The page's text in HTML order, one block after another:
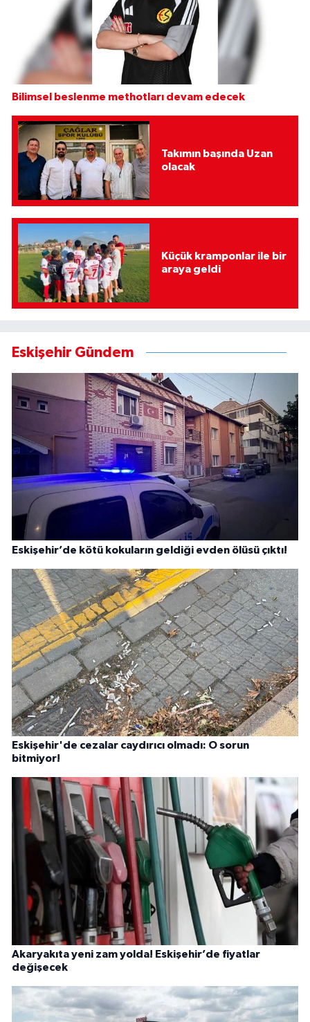
Bilimsel beslenme methotları devam edecek
Takımın başında Uzan
olacak
Küçük kramponlar ile bir
araya geldi
Eskişehir Gündem
Eskişehir’de kötü kokuların geldiği evden ölüsü çıktı!
Eskişehir'de cezalar caydırıcı olmadı: O sorun
bitmiyor!
Akaryakıta yeni zam yolda! Eskişehir’de fiyatlar
değişecek